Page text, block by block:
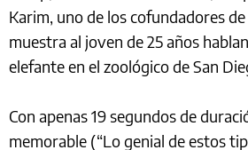
Karim, uno de los cofundadores
muestra al joven de 25 años
elefante en el zoológico de San
Con apenas 19 segundos de
memorable (“Lo genial de estos